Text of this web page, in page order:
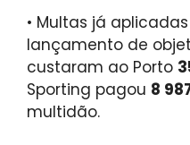
• Multas já
lançamento de
custaram ao Porto
Sporting pagou 8
multidão.